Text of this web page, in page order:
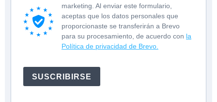
marketing. Al enviar este formulario,
aceptas que los datos personales que
proporcionaste se transferirán a Brevo
para su procesamiento, de acuerdo con la
Política de privacidad de Brevo.
SUSCRIBIRSE